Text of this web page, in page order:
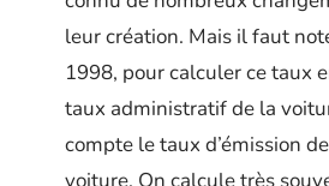
leur création. Mais il faut
1998, pour calculer ce taux
taux administratif de la
compte le taux d’émission